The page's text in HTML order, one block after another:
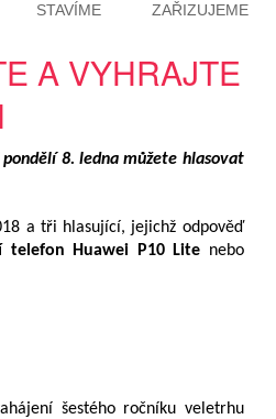
STAVÍME ZAŘIZUJEME
A VYHRAJTE
pondělí 8. ledna můžete hlasovat
a tři hlasující, jejichž odpověď
telefon Huawei P10 Lite nebo
šestého ročníku veletrhu